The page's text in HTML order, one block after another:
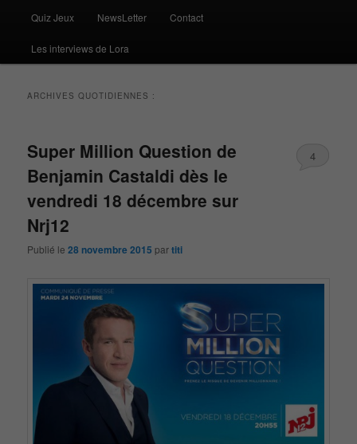
Quiz Jeux NewsLetter Contact
Les interviews de Lora
ARCHIVES QUOTIDIENNES :
Super Million Question de
Benjamin Castaldi dès le
vendredi 18 décembre sur
Nrj12
Publié le28 novembre 2015 partiti
4